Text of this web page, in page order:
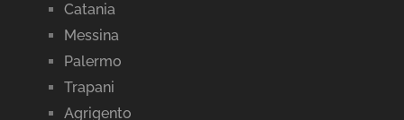
Catania
Messina
Palermo
Trapani
Agrigento